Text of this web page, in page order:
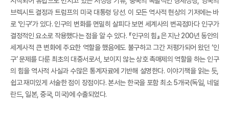
브렉시트 결정과 트럼프의 미국 대통령 당선. 이 모든 역사적 현상의 기저에는 바
로 ‘인구’가 있다. 인구의 변화를 면밀히 살피다 보면 세계사의 변곡점마다 인구가
결정적인 요소로 작용했다는 점을 알 수 있다. 『인구의 힘』은 지난 200년 동안의
세계사적 큰 변화에 주요한 역할을 했음에도 불구하고 그간 저평가되어 왔던 ‘인
구’ 문제를 다룬 최초의 대중서로서, 보이지 않는 상호 촉매제의 역할을 하는 인구
의 힘을 역사적 사실과 수많은 통계자료에 기반해 설명한다. 이야기책을 읽는 듯,
쉽고 재미있게 서술한 점이 장점이다. 본서는 한국을 포함 최소 5개국(독일, 네덜
란드, 일본, 중국, 미국)에 수출되었다.